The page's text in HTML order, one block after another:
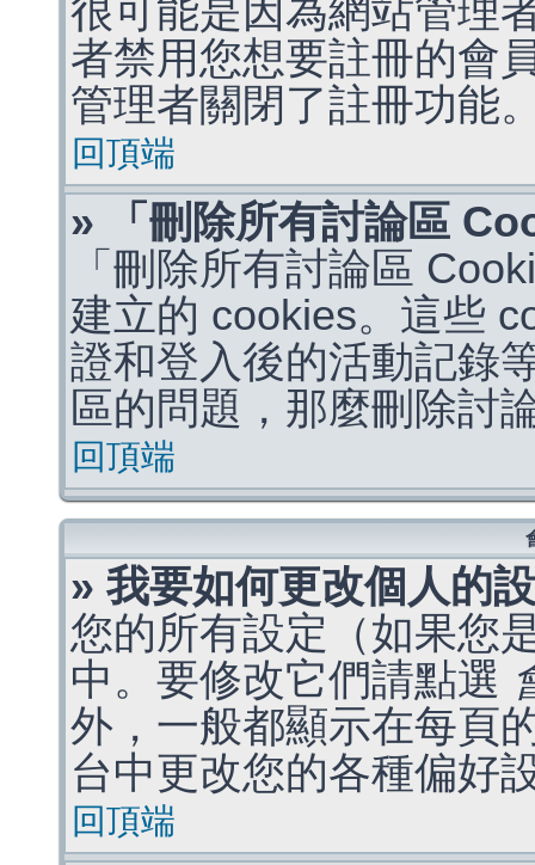
很可能是因為網站管理
者禁用您想要註冊的會
管理者關閉了註冊功能
回頂端
» 「刪除所有討論區
「刪除所有討論區
建立的 cookies。這些
證和登入後的活動記錄
區的問題，那麼刪除討
回頂端
» 我要如何更改個人的
您的所有設定（如果您
中。要修改它們請點選
外，一般都顯示在每頁
台中更改您的各種偏好
回頂端